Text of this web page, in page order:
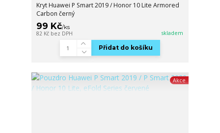
Kryt Huawei P Smart 2019 / Honor 10 Lite Armored
Carbon černý
99 Kč/ks
82 Kč bez DPH skladem
Přidat do košíku
Akce